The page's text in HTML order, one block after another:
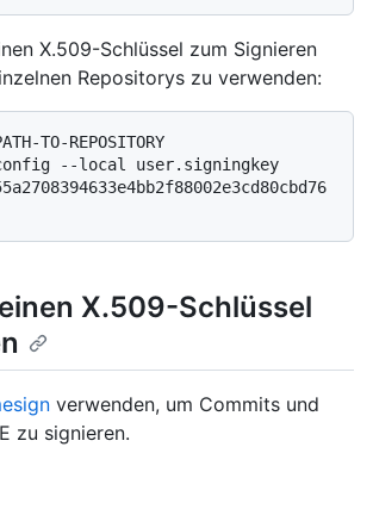
X.509-Schlüssel zum Signieren
Repositorys zu verwenden:
TO-REPOSITORY
--local user.signingkey
X.509-Schlüssel
verwenden, um Commits und
zu signieren.